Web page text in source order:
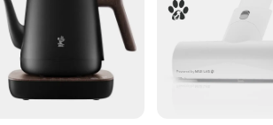
foam lance is crafted from high-quality engineering
is unmatched, delivering a consistent and thick